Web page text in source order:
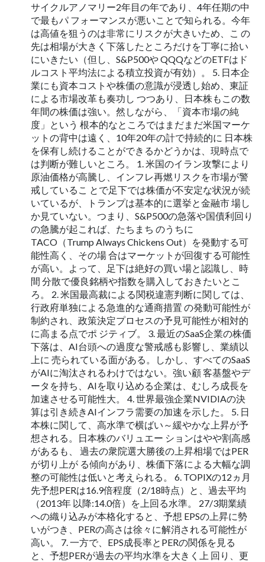
サイクルアノマリー2年目の年であり、4年任期の中
で最もパ フォーマンスが悪いことで知られる。今年
は高値を狙うのは非常にリスクが大きいため、こ の
先は相場が大きく下落したところだけを丁寧に拾い
にいきたい（但し、S&P500や QQQなどのETFはド
ルコスト平均法による積立投資が有効）。 5. 日本企
業にも資本コストや株価の意識が浸透し始め、東証
による市場改革も奏功し つつあり、日本株もこの数
年間の株価は強い。然しながら、「資本市場の純
度」という 根本的なところではまだまだ米国マーケ
ットの背中は遠く、10年20年の計で持続的に 日本株
を保有し続けることができるかどうかは、現時点で
は判断が難しいところ。 1. 米国のイラン攻撃により
原油価格が高騰し、インフレ再燃リスクを市場が警
戒しているこ とで足下では株価が不安定な状況が続
いているが、トランプは基本的に選挙と金融市 場し
か見ていない。つまり、S&P500の急落や国債利回り
の急騰が起これば、たちまち のうちに
TACO（Trump Always Chickens Out）を発動する可
能性高く、その場 合はマーケットが回復する可能性
が高い。よって、足下は絶好の買い場と認識し、時
間 分散で優良銘柄や指数を購入しておきたいとこ
ろ。 2. 米国最高裁による関税違憲判断に関しては、
行政府単独による急進的な通商措置 の発動可能性が
制約され、政策決定プロセスの予見可能性が相対的
に高まる点でポ ジティブ。 3. 最近のSaaS企業の株価
下落は、AI台頭への過度な警戒感も影響し、業績以
上に 売られている面がある。しかし、すべてのSaaS
がAIに淘汰されるわけではない。強い顧 客基盤やデ
ータを持ち、AIを取り込める企業は、むしろ成長を
加速させる可能性大。 4. 世界最強企業NVIDIAの決
算は引き続きAIインフラ需要の加速を示した。 5. 日
本株に関して、高水準で横ばい～緩やかな上昇が予
想される。日本株のバリュエー ションはやや割高感
があるも、 過去の衆院選大勝後の上昇相場ではPER
が切り上が る傾向があり、株価下落による大幅な調
整の可能性は低いと考えられる。 6. TOPIXの12ヵ月
先予想PERは16.9倍程度（2/18時点）と、過去平均
（2013年 以降:14.0倍）を上回る水準。 27/3期業績
への織り込みが本格化すると、予想 EPSの上昇に勢
いがつき、PERの高さは徐々に解消される可能性が
高い。 7. 一方で、EPS成長率とPERの関係を見る
と、予想PERが過去の平均水準を大きく上 回り、更